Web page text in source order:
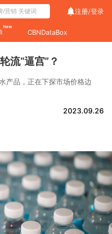
注册/登录
New
CBNDataBox
流“逼宫”？
产品，正在下探市场价格边
2023.09.26